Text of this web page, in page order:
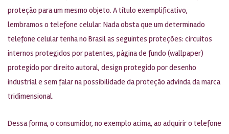
proteção para um mesmo objeto. A título exemplificativo,
lembramos o telefone celular. Nada obsta que um determinado
telefone celular tenha no Brasil as seguintes proteções: circuitos
internos protegidos por patentes, página de fundo (wallpaper)
protegido por direito autoral, design protegido por desenho
industrial e sem falar na possibilidade da proteção advinda da marca
tridimensional.
Dessa forma, o consumidor, no exemplo acima, ao adquirir o telefone